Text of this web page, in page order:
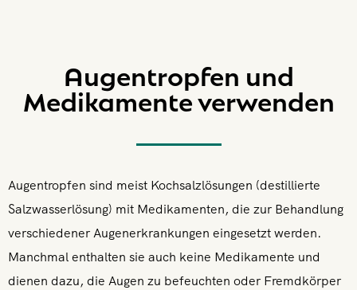
Augentropfen und
Medikamente verwenden
Augentropfen sind meist Kochsalzlösungen (destillierte
Salzwasserlösung) mit Medikamenten, die zur Behandlung
verschiedener Augenerkrankungen eingesetzt werden.
Manchmal enthalten sie auch keine Medikamente und
dienen dazu, die Augen zu befeuchten oder Fremdkörper